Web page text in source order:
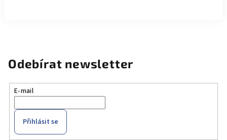
Odebírat newsletter
E-mail
Přihlásit se